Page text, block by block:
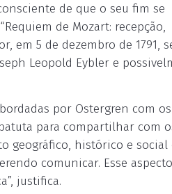
de que o seu fim se
de Mozart: recepção,
em 5 de dezembro de 1791,
Leopold Eybler e
por Ostergren com os
para compartilhar com
geográfico, histórico e social
comunicar. Esse aspecto
justifica.